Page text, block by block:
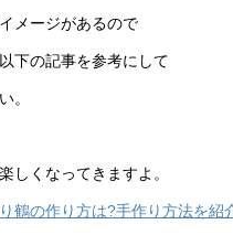
メージがあるので
下の記事を参考にして
。
しくなってきますよ。
鶴の作り方は?手作り方法を紹